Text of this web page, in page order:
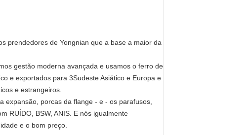
prendedores de Yongnian que a base a maior da
gestão moderna avançada e usamos o ferro de
e exportados para 3Sudeste Asiático e Europa e
e estrangeiros.
expansão, porcas da flange - e - os parafusos,
RUÍDO, BSW, ANIS. E nós igualmente
e o bom preço.